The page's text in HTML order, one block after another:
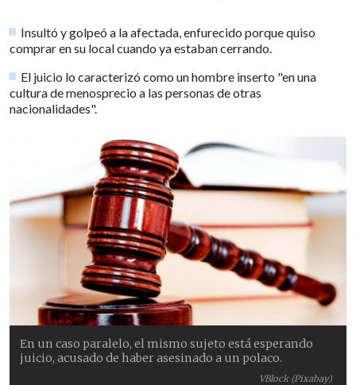
Insultó y golpeó a la afectada, enfurecido porque quiso
comprar en su local cuando ya estaban cerrando.
El juicio lo caracterizó como un hombre inserto "en una
cultura de menosprecio a las personas de otras
nacionalidades".
VBlock (Pixabay)
En un caso paralelo, el mismo sujeto está esperando
juicio, acusado de haber asesinado a un polaco.